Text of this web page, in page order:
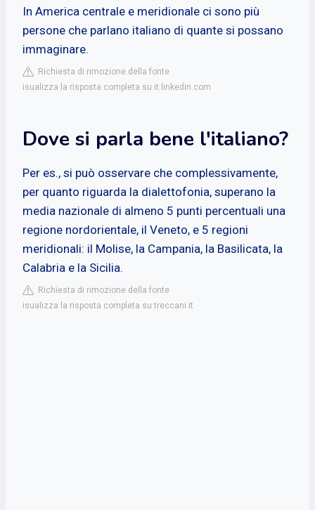
In America centrale e meridionale ci sono più
persone che parlano italiano di quante si possano
immaginare.
Richiesta di rimozione della fonte
isualizza la risposta completa su it.linkedin.com
Dove si parla bene l'italiano?
Per es., si può osservare che complessivamente,
per quanto riguarda la dialettofonia, superano la
media nazionale di almeno 5 punti percentuali una
regione nordorientale, il Veneto, e 5 regioni
meridionali: il Molise, la Campania, la Basilicata, la
Calabria e la Sicilia.
Richiesta di rimozione della fonte
isualizza la risposta completa su treccani.it